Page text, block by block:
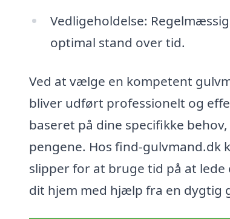
Vedligeholdelse:
optimal stand over tid.
Ved at vælge en kompetent
bliver udført professionelt og
baseret på dine specifikke
pengene. Hos find-gulvmand.dk
slipper for at bruge tid på at
dit hjem med hjælp fra en dygtig